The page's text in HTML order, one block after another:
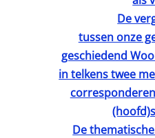
De
tussen onze
geschiedend
in telkens twee
De